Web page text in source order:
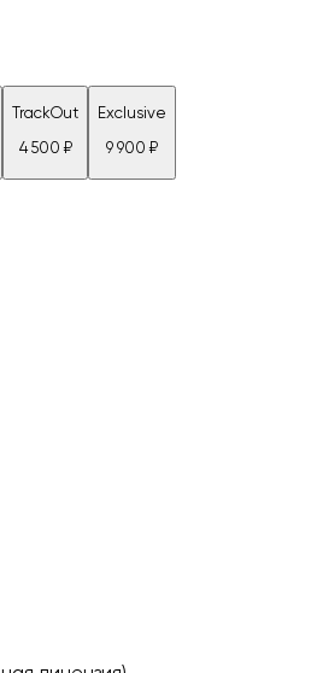
TrackOut
4 500 ₽
Exclusive
9 900 ₽